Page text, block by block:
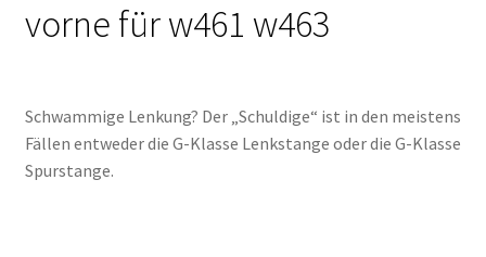
vorne für w461 w463
Schwammige Lenkung? Der „Schuldige“ ist in den meistens
Fällen entweder die G-Klasse Lenkstange oder die G-Klasse
Spurstange.